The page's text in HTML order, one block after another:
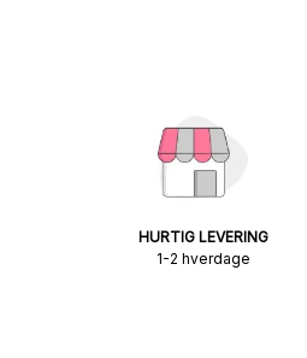
HURTIG LEVERING
1-2 hverdage